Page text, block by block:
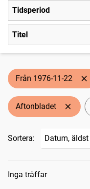
Tidsperiod
Titel
Från 1976-11-22
Aftonbladet
Sortera:
Inga träffar